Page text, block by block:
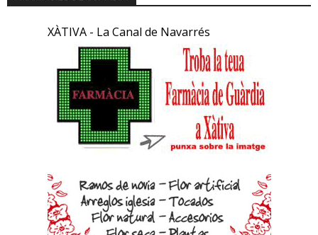
XÀTIVA - La Canal de Navarrés